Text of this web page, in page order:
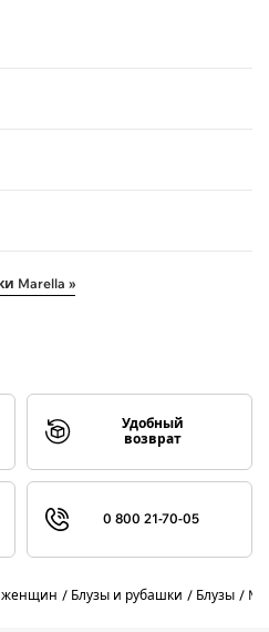
Marella »
Удобный
возврат
0 800 21-70-05
женщин Блузы и рубашки Блузы